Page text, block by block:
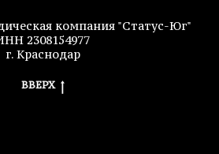
компания "Статус-Юг"
2308154977
г. Краснодар
ВВЕРХ